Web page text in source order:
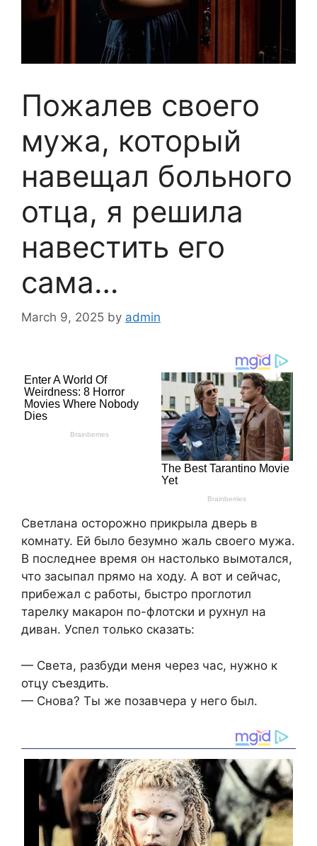
Пожалев своего
мужа, который
навещал больного
отца, я решила
навестить его
сама…
March 9, 2025 by admin
Светлана осторожно прикрыла дверь в
комнату. Ей было безумно жаль своего мужа.
В последнее время он настолько вымотался,
что засыпал прямо на ходу. А вот и сейчас,
прибежал с работы, быстро проглотил
тарелку макарон по-флотски и рухнул на
диван. Успел только сказать:
— Света, разбуди меня через час, нужно к
отцу съездить.
— Снова? Ты же позавчера у него был.